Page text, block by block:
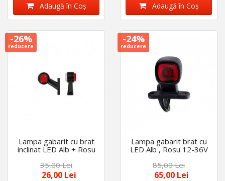
Adaugă în Coş Adaugă în Coş
-26%
reducere
Lampa gabarit cu brat
inclinat LED Alb + Rosu
35,00 Lei
26,00 Lei
-24%
reducere
Lampa gabarit brat cu
LED Alb , Rosu 12-36V
85,00 Lei
65,00 Lei